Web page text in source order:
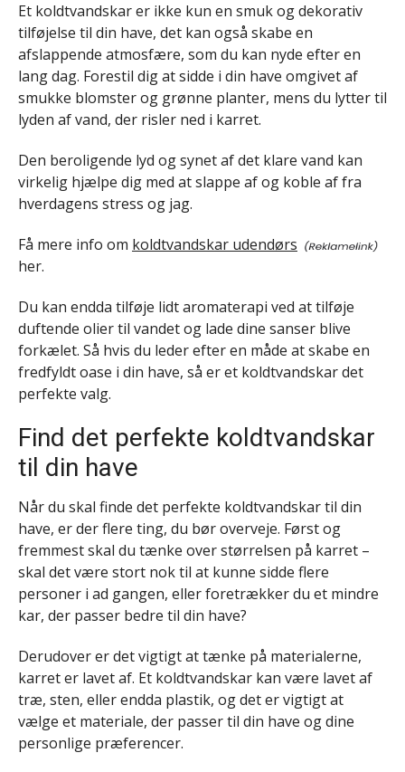
Et koldtvandskar er ikke kun en smuk og dekorativ
tilføjelse til din have, det kan også skabe en
afslappende atmosfære, som du kan nyde efter en
lang dag. Forestil dig at sidde i din have omgivet af
smukke blomster og grønne planter, mens du lytter til
lyden af vand, der risler ned i karret.
Den beroligende lyd og synet af det klare vand kan
virkelig hjælpe dig med at slappe af og koble af fra
hverdagens stress og jag.
Få mere info om koldtvandskar udendørs
her.
Du kan endda tilføje lidt aromaterapi ved at tilføje
duftende olier til vandet og lade dine sanser blive
forkælet. Så hvis du leder efter en måde at skabe en
fredfyldt oase i din have, så er et koldtvandskar det
perfekte valg.
Find det perfekte koldtvandskar
til din have
Når du skal finde det perfekte koldtvandskar til din
have, er der flere ting, du bør overveje. Først og
fremmest skal du tænke over størrelsen på karret –
skal det være stort nok til at kunne sidde flere
personer i ad gangen, eller foretrækker du et mindre
kar, der passer bedre til din have?
Derudover er det vigtigt at tænke på materialerne,
karret er lavet af. Et koldtvandskar kan være lavet af
træ, sten, eller endda plastik, og det er vigtigt at
vælge et materiale, der passer til din have og dine
personlige præferencer.